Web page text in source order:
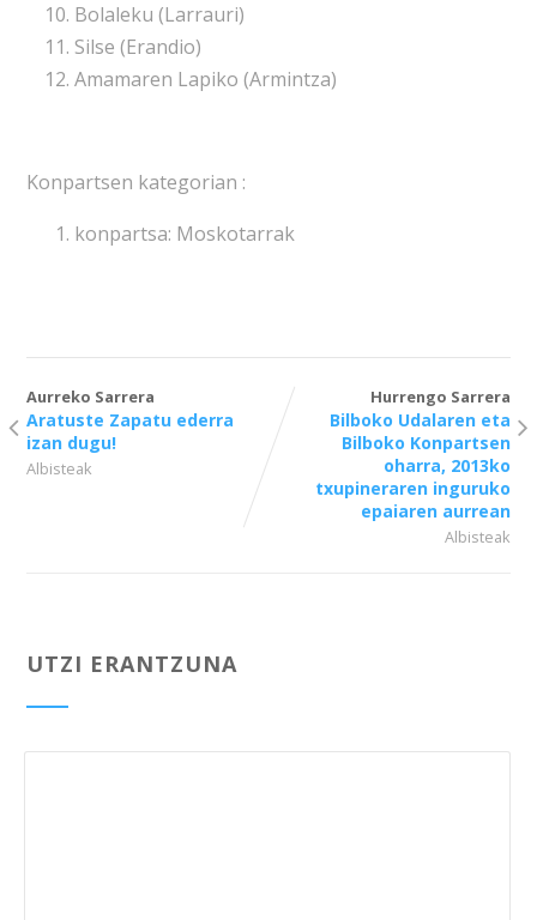
Bolaleku (Larrauri)
Silse (Erandio)
Amamaren Lapiko (Armintza)
Konpartsen kategorian :
konpartsa: Moskotarrak
Aurreko Sarrera
Aratuste Zapatu ederra
izan dugu!
Albisteak
Hurrengo Sarrera
Bilboko Udalaren eta
Bilboko Konpartsen
oharra, 2013ko
txupineraren inguruko
epaiaren aurrean
Albisteak
UTZI ERANTZUNA